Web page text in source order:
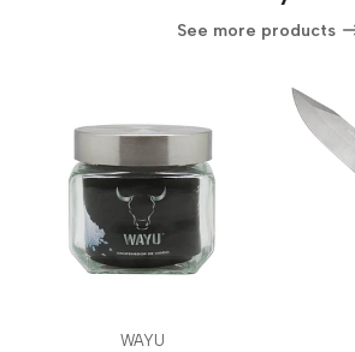
See more products
WAYU